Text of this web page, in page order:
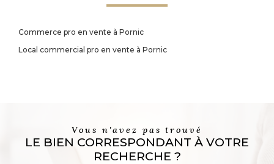
Commerce pro en vente à Pornic
Local commercial pro en vente à Pornic
Vous n'avez pas trouvé
LE BIEN CORRESPONDANT À VOTRE
RECHERCHE ?